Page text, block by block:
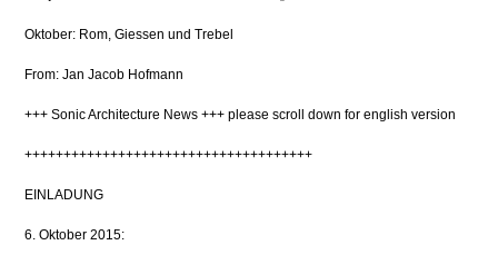
Oktober: Rom, Giessen und Trebel
From: Jan Jacob Hofmann
+++ Sonic Architecture News +++ please scroll down for english version
+++++++++++++++++++++++++++++++++++++
EINLADUNG
6. Oktober 2015: